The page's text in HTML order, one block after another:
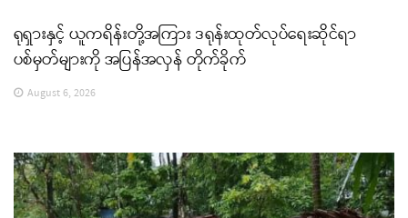
ရုရှားနှင့် ယူကရိန်းတို့အကြား ဒရုန်းထုတ်လုပ်ရေးဆိုင်ရာ
ပစ်မှတ်များကို အပြန်အလှန် တိုက်ခိုက်
August 6, 2026